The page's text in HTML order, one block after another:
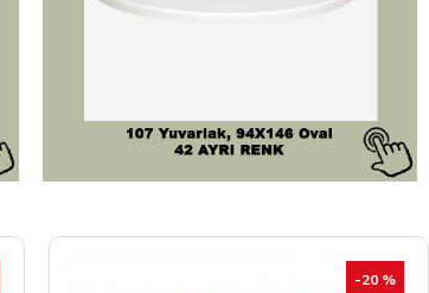
İNDIRIM